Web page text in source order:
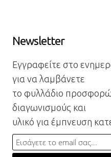
Newsletter
Εγγραφείτε στο
για να λαμβάνετε
το φυλλάδιο
διαγωνισμούς και
υλικό για έμπνευση